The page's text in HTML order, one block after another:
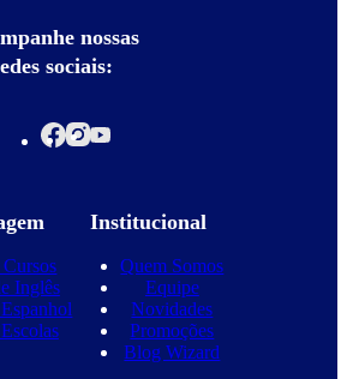
nossas
sociais:
Inglês
Institucional
Quem Somos
Equipe
Novidades
Promoções
Blog Wizard